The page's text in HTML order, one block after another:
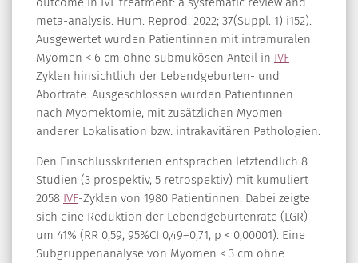
meta-analysis. Hum. Reprod. 2022; 37(Suppl. 1) i152).
Ausgewertet wurden Patientinnen mit intramuralen
Myomen < 6 cm ohne submukösen Anteil in IVF-
Zyklen hinsichtlich der Lebendgeburten- und
Abortrate. Ausgeschlossen wurden Patientinnen
nach Myomektomie, mit zusätzlichen Myomen
anderer Lokalisation bzw. intrakavitären Pathologien.
Den Einschlusskriterien entsprachen letztendlich 8
Studien (3 prospektiv, 5 retrospektiv) mit kumuliert
2058 IVF-Zyklen von 1980 Patientinnen. Dabei zeigte
sich eine Reduktion der Lebendgeburtenrate (LGR)
um 41% (RR 0,59, 95%CI 0,49–0,71, p < 0,00001). Eine
Subgruppenanalyse von Myomen < 3 cm ohne